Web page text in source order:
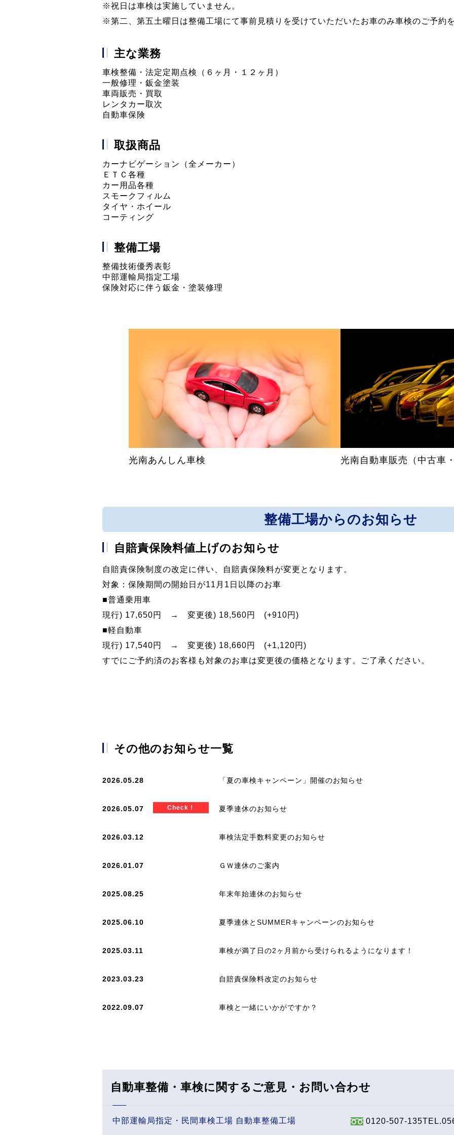
※祝日は車検は実施していません。
※第二、第五土曜日は整備工場にて事前見積りを受けていただいたお車のみ車検のご予約
主な業務
車検整備・法定定期点検（６ヶ月・１２ヶ月）
一般修理・鈑金塗装
車両販売・買取
レンタカー取次
自動車保険
取扱商品
カーナビゲーション（全メーカー）
ＥＴＣ各種
カー用品各種
スモークフィルム
タイヤ・ホイール
コーティング
整備工場
整備技術優秀表彰
中部運輸局指定工場
保険対応に伴う鈑金・塗装修理
光南あんしん車検 光南自動車販売（中古車
整備工場からのお知らせ
自賠責保険料値上げのお知らせ
自賠責保険制度の改定に伴い、自賠責保険料が変更となります。
対象：保険期間の開始日が11月1日以降のお車
■普通乗用車
現行) 17,650円 → 変更後) 18,560円 (+910円)
■軽自動車
現行) 17,540円 → 変更後) 18,660円 (+1,120円)
すでにご予約済のお客様も対象のお車は変更後の価格となります。ご了承ください。
その他のお知らせ一覧
2026.05.28 「夏の車検キャンペーン」開催のお知らせ
2026.05.07 Check！ 夏季連休のお知らせ
2026.03.12 車検法定手数料変更のお知らせ
2026.01.07 ＧＷ連休のご案内
2025.08.25 年末年始連休のお知らせ
2025.06.10 夏季連休とSUMMERキャンペーンのお知らせ
2025.03.11 車検が満了日の2ヶ月前から受けられるようになります！
2023.03.23 自賠責保険料改定のお知らせ
2022.09.07 車検と一緒にいかがですか？
自動車整備・車検に関するご意見・お問い合わせ
中部運輸局指定・民間車検工場 自動車整備工場 0120-507-135